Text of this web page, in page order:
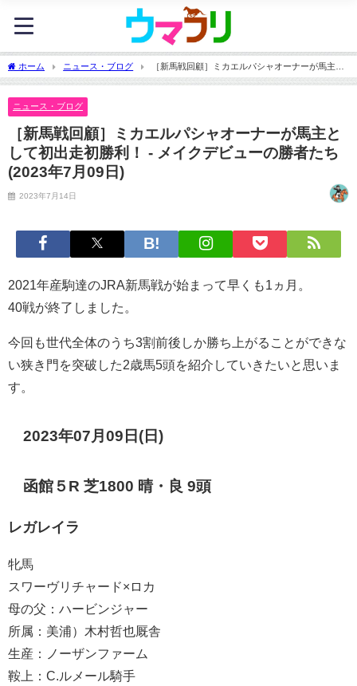
ホーム ニュース・ブログ
［新馬戦回顧］ミカエルパシャオーナーが馬主と
して初出走初勝利！ - メイクデビューの勝者たち(2023年7月09日)
ニュース・ブログ
［新馬戦回顧］ミカエルパシャオーナーが馬主と
して初出走初勝利！ - メイクデビューの勝者たち
(2023年7月09日)
2023年7月14日
2021年産駒達のJRA新馬戦が始まって早くも1ヵ月。
40戦が終了しました。
今回も世代全体のうち3割前後しか勝ち上がることができな
い狭き門を突破した2歳馬5頭を紹介していきたいと思いま
す。
2023年07月09日(日)
函館５R 芝1800 晴・良 9頭
レガレイラ
牝馬
スワーヴリチャード×ロカ
母の父：ハービンジャー
所属：美浦）木村哲也厩舎
生産：ノーザンファーム
鞍上：C.ルメール騎手